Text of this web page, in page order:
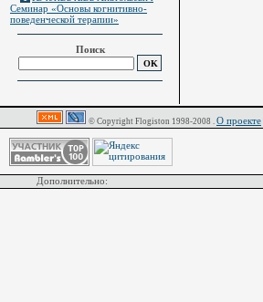
© Copyright Flogiston 1998-2008 . О проекте
Дополнительно:
Семинар «Основы когнитивно-
поведенческой терапии»
Поиск